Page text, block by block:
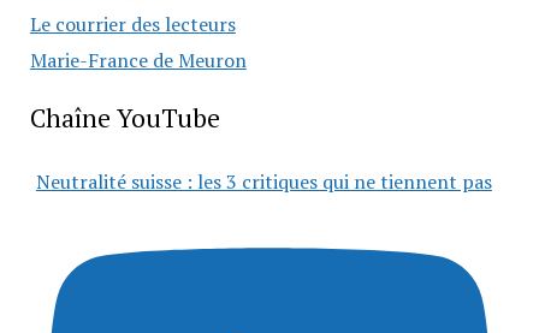
Le courrier des lecteurs
Marie-France de Meuron
Chaîne YouTube
Neutralité suisse : les 3 critiques qui ne tiennent pas